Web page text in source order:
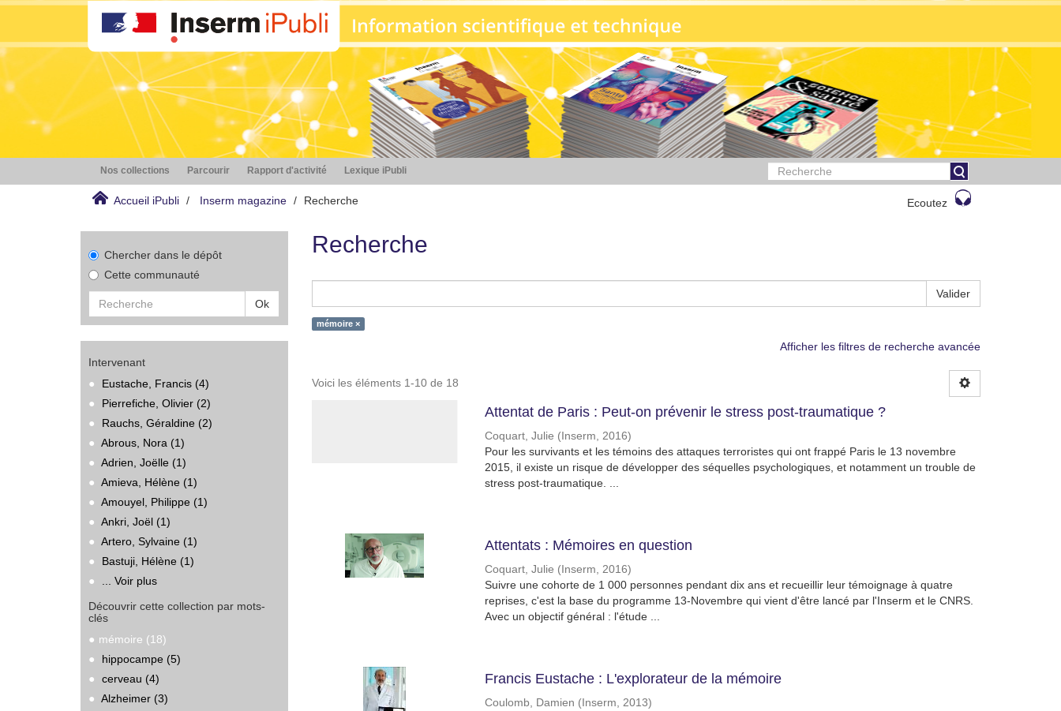
Nos collections Parcourir Rapport d'activité Lexique iPubli
Accueil iPubli Inserm magazine Recherche Ecoutez
Chercher dans le dépôt
Cette communauté
Ok
Intervenant
Eustache, Francis (4)
Pierrefiche, Olivier (2)
Rauchs, Géraldine (2)
Abrous, Nora (1)
Adrien, Joëlle (1)
Amieva, Hélène (1)
Amouyel, Philippe (1)
Ankri, Joël (1)
Artero, Sylvaine (1)
Bastuji, Hélène (1)
... Voir plus
Découvrir cette collection par mots-
clés
mémoire (18)
hippocampe (5)
cerveau (4)
Alzheimer (3)
Recherche
Valider
mémoire ×
Afficher les filtres de recherche avancée
Voici les éléments 1-10 de 18
Attentat de Paris : Peut-on prévenir le stress post-traumatique ?
Coquart, Julie (Inserm, 2016)
Pour les survivants et les témoins des attaques terroristes qui ont frappé Paris le 13 novembre
2015, il existe un risque de développer des séquelles psychologiques, et notamment un trouble de
stress post-traumatique. ...
Attentats : Mémoires en question
Coquart, Julie (Inserm, 2016)
Suivre une cohorte de 1 000 personnes pendant dix ans et recueillir leur témoignage à quatre
reprises, c'est la base du programme 13-Novembre qui vient d'être lancé par l'Inserm et le CNRS.
Avec un objectif général : l'étude ...
Francis Eustache : L'explorateur de la mémoire
Coulomb, Damien (Inserm, 2013)